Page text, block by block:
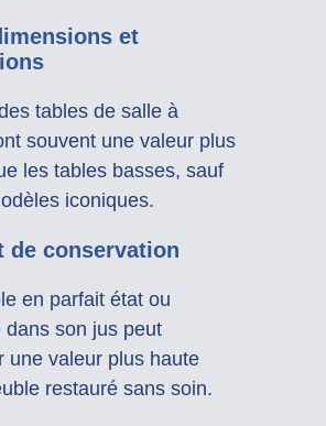
et
tables de salle à
souvent une valeur plus
les tables basses, sauf
iconiques.
de conservation
en parfait état ou
dans son jus peut
une valeur plus haute
restauré sans soin.